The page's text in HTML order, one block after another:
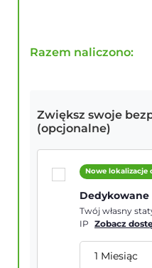
Razem naliczono:
Zwiększ swoje
(opcjonalne)
Nowe lokalizacje
Twój własny
IP
Zobacz
1 Miesiąc